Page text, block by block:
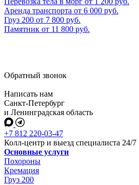
Аренда транспорта от 6 000 руб.
Груз 200 от 7 800 руб.
Памятник от 11 800 руб.
Обратный звонок
Написать нам
Санкт-Петербург
и Ленинградская область
+7 812 220-03-47
Колл-центр и выезд специалиста 24/7
Основные услуги
Похороны
Кремация
Груз 200